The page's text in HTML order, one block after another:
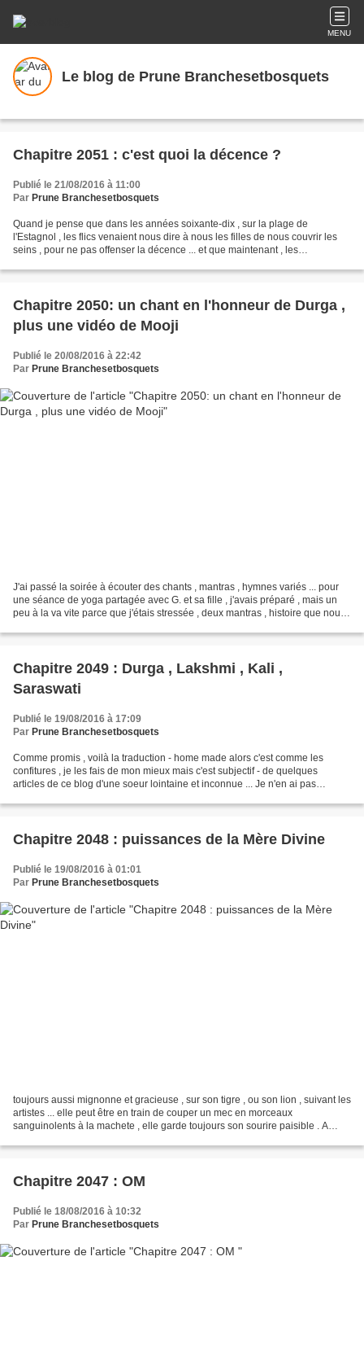
MENU
Le blog de Prune Branchesetbosquets
Chapitre 2051 : c'est quoi la décence ?
Publié le 21/08/2016 à 11:00
Par Prune Branchesetbosquets
Quand je pense que dans les années soixante-dix , sur la plage de
l'Estagnol , les flics venaient nous dire à nous les filles de nous couvrir les
seins , pour ne pas offenser la décence ... et que maintenant , les
Chapitre 2050: un chant en l'honneur de Durga ,
plus une vidéo de Mooji
Publié le 20/08/2016 à 22:42
Par Prune Branchesetbosquets
J'ai passé la soirée à écouter des chants , mantras , hymnes variés ... pour
une séance de yoga partagée avec G. et sa fille , j'avais préparé , mais un
peu à la va vite parce que j'étais stressée , deux mantras , histoire que nous
Chapitre 2049 : Durga , Lakshmi , Kali ,
Saraswati
Publié le 19/08/2016 à 17:09
Par Prune Branchesetbosquets
Comme promis , voilà la traduction - home made alors c'est comme les
confitures , je les fais de mon mieux mais c'est subjectif - de quelques
articles de ce blog d'une soeur lointaine et inconnue ... Je n'en ai pas
Chapitre 2048 : puissances de la Mère Divine
Publié le 19/08/2016 à 01:01
Par Prune Branchesetbosquets
toujours aussi mignonne et gracieuse , sur son tigre , ou son lion , suivant les
artistes ... elle peut être en train de couper un mec en morceaux
sanguinolents à la machete , elle garde toujours son sourire paisible . A
Chapitre 2047 : OM
Publié le 18/08/2016 à 10:32
Par Prune Branchesetbosquets